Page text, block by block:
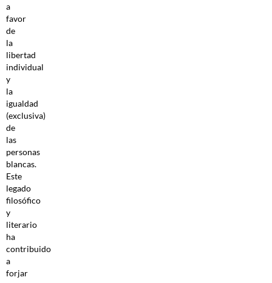
a
favor
de
la
libertad
individual
y
la
igualdad
(exclusiva)
de
las
personas
blancas.
Este
legado
filosófico
y
literario
ha
contribuido
a
forjar